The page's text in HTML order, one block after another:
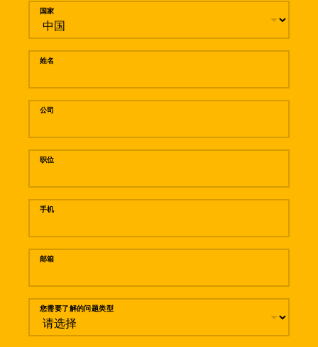
留言
国家
姓名
公司
职位
手机
邮箱
您需要了解的问题类型